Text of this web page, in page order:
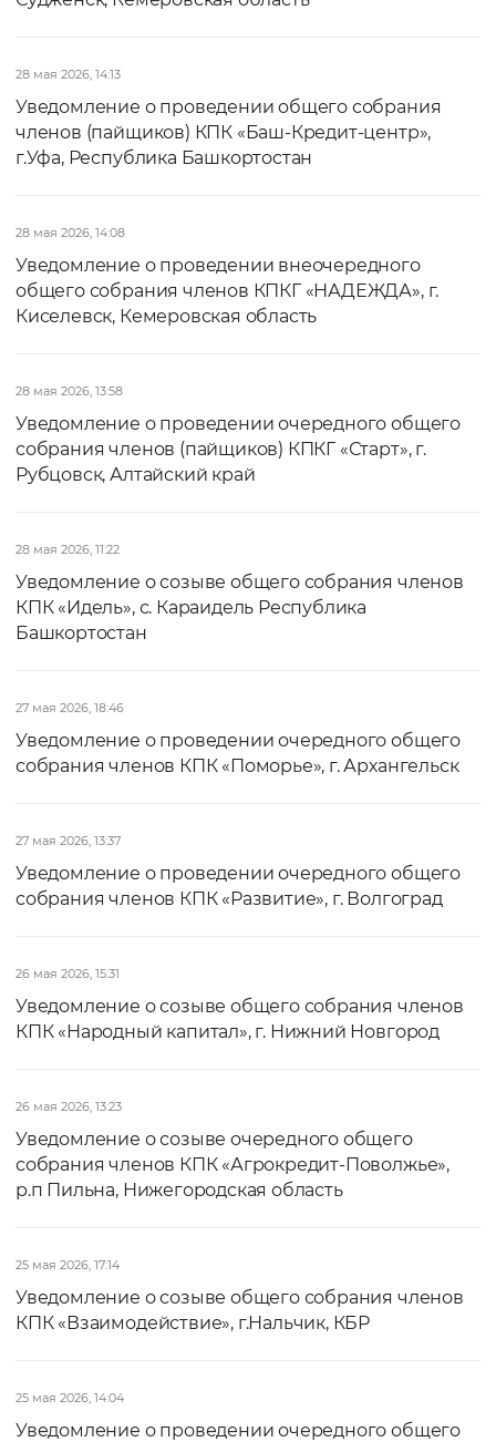
28 мая 2026, 14:13
Уведомление о проведении oбщего собрания
членов (пайщиков) КПК «Баш-Кредит-центр»,
г.Уфа, Республика Башкортостан
28 мая 2026, 14:08
Уведомление о проведении внеочередного
общего собрания членов КПКГ «НАДЕЖДА», г.
Киселевск, Кемеровская область
28 мая 2026, 13:58
Уведомление о проведении очередного общего
собрания членов (пайщиков) КПКГ «Старт», г.
Рубцовск, Алтайский край
28 мая 2026, 11:22
Уведомление о созыве общего собрания членов
КПК «Идель», с. Караидель Республика
Башкортостан
27 мая 2026, 18:46
Уведомление о проведении очередного общего
собрания членов КПК «Поморье», г. Архангельск
27 мая 2026, 13:37
Уведомление о проведении очередного общего
собрания членов КПК «Развитие», г. Волгоград
26 мая 2026, 15:31
Уведомление о созыве общего собрания членов
КПК «Народный капитал», г. Нижний Новгород
26 мая 2026, 13:23
Уведомление о созыве очередного общего
собрания членов КПК «Агрокредит-Поволжье»,
р.п Пильна, Нижегородская область
25 мая 2026, 17:14
Уведомление о созыве общего собрания членов
КПК «Взаимодействие», г.Нальчик, КБР
25 мая 2026, 14:04
Уведомление о проведении очередного общего